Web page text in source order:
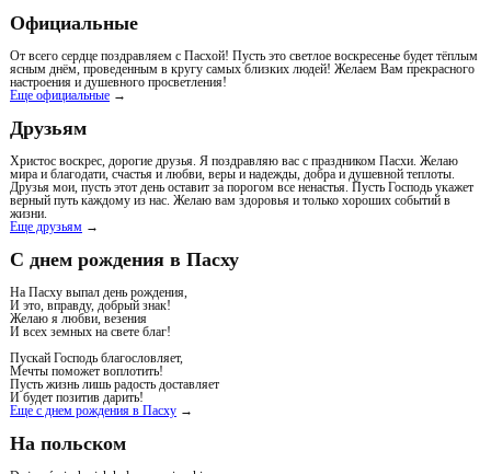
Официальные
От всего сердце поздравляем с Пасхой! Пусть это светлое воскресенье будет тёплым
ясным днём, проведенным в кругу самых близких людей! Желаем Вам прекрасного
настроения и душевного просветления!
Еще официальные →
Друзьям
Христос воскрес, дорогие друзья. Я поздравляю вас с праздником Пасхи. Желаю
мира и благодати, счастья и любви, веры и надежды, добра и душевной теплоты.
Друзья мои, пусть этот день оставит за порогом все ненастья. Пусть Господь укажет
верный путь каждому из нас. Желаю вам здоровья и только хороших событий в
жизни.
Еще друзьям →
С днем рождения в Пасху
На Пасху выпал день рождения,
И это, вправду, добрый знак!
Желаю я любви, везения
И всех земных на свете благ!
Пускай Господь благословляет,
Мечты поможет воплотить!
Пусть жизнь лишь радость доставляет
И будет позитив дарить!
Еще с днем рождения в Пасху →
На польском